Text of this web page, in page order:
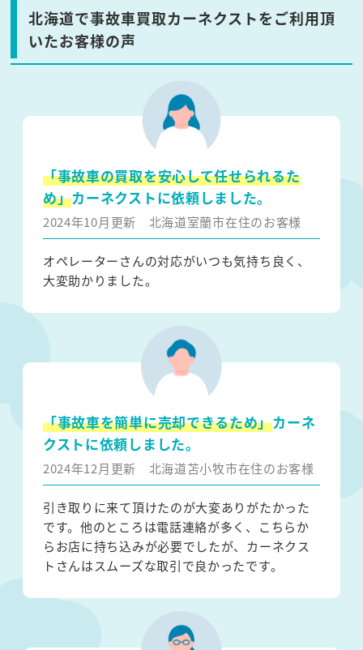
北海道で事故車買取カーネクストをご利用頂
いたお客様の声
「事故車の買取を安心して任せられるた
め」カーネクストに依頼しました。
2024年10月更新 北海道室蘭市在住のお客様
オペレーターさんの対応がいつも気持ち良く、
大変助かりました。
「事故車を簡単に売却できるため」カーネ
クストに依頼しました。
2024年12月更新 北海道苫小牧市在住のお客様
引き取りに来て頂けたのが大変ありがたかった
です。他のところは電話連絡が多く、こちらか
らお店に持ち込みが必要でしたが、カーネクス
トさんはスムーズな取引で良かったです。